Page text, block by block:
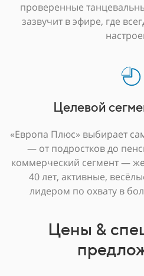
проверенные
зазвучит в эфире, где
Целевой
«Европа Плюс» выбирает
— от подростков до
коммерческий сегмент —
40 лет, активные,
лидером по охвату в
Цены &